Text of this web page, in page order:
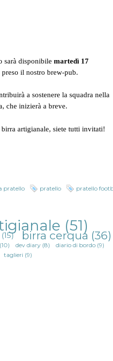
sarà disponibilemartedì 17
preso il nostro brew-pub.
a sostenere la squadra nella
che inizierà a breve.
artigianale, siete tutti invitati!
pratello pratello
pratello
(51)
(15) birra cerqua (36)
(10) dev diary(8) diario di bordo(9)
taglieri (9)